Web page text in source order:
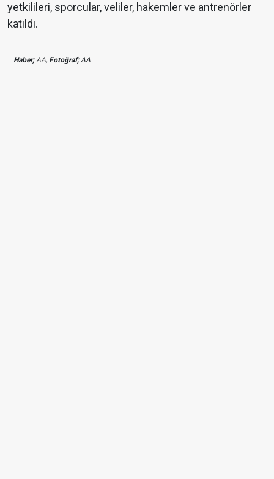
yetkilileri, sporcular, veliler, hakemler ve antrenörler
katıldı.
Haber;AA, Fotoğraf;AA